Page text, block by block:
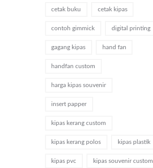
cetak buku cetak kipas
contoh gimmick digital printing
gagang kipas hand fan
handfan custom
harga kipas souvenir
insert papper
kipas kerang custom
kipas kerang polos kipas plastik
kipas pvc kipas souvenir custom